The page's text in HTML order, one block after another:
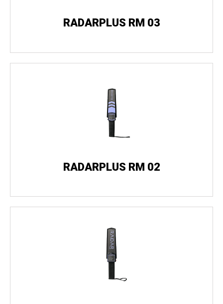
RADARPLUS RM 03
RADARPLUS RM 02